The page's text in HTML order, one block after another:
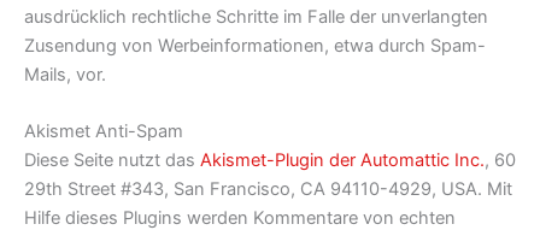
ausdrücklich rechtliche Schritte im Falle der unverlangten
Zusendung von Werbeinformationen, etwa durch Spam-
Mails, vor.
Akismet Anti-Spam
Diese Seite nutzt das Akismet-Plugin der Automattic Inc., 60
29th Street #343, San Francisco, CA 94110-4929, USA. Mit
Hilfe dieses Plugins werden Kommentare von echten